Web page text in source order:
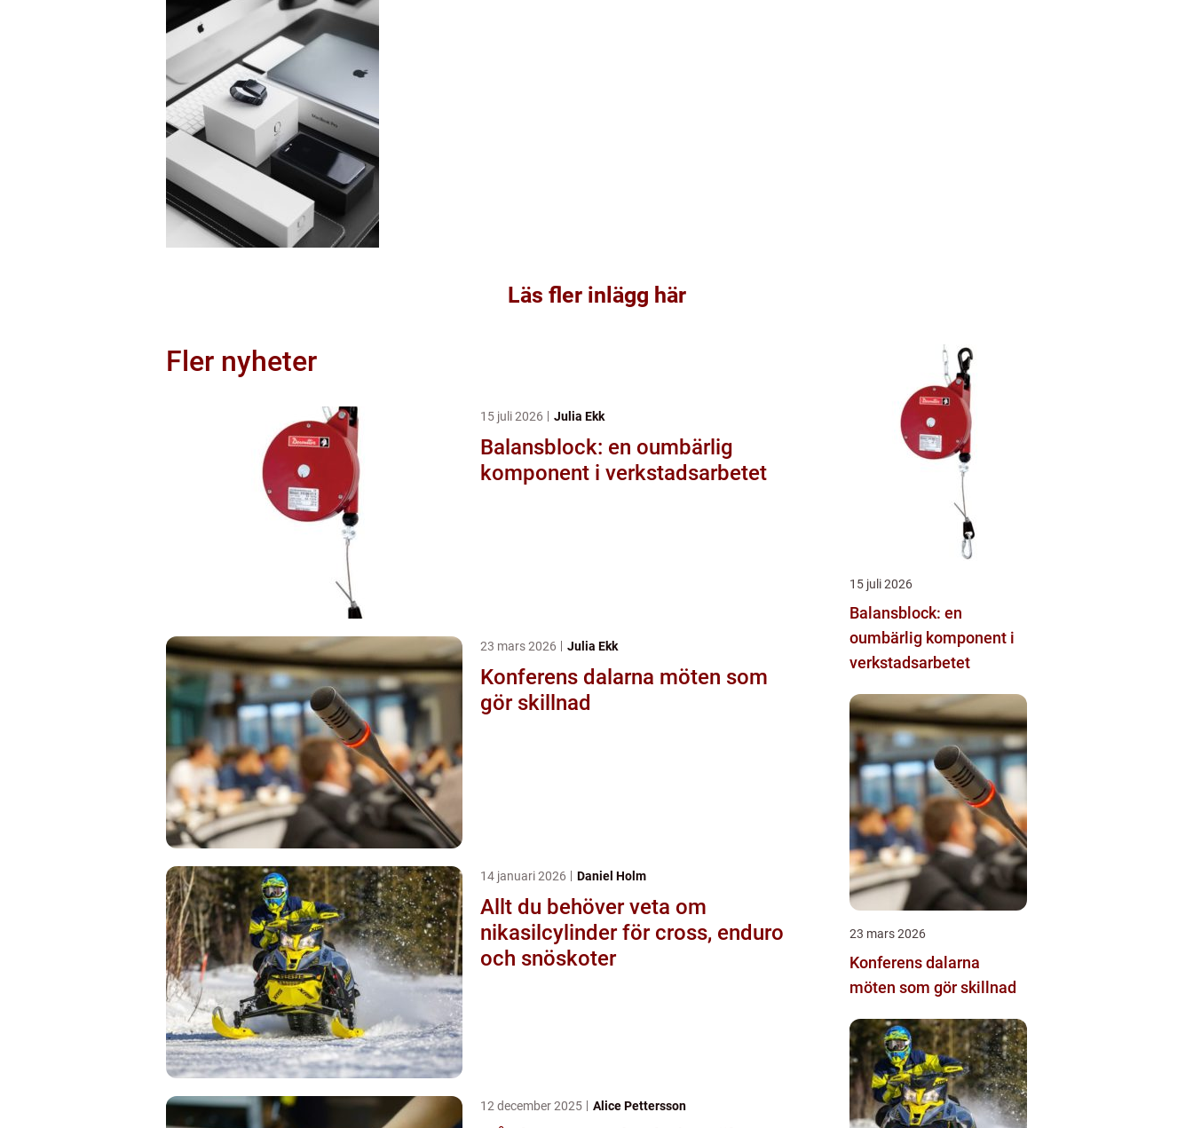
Läs fler inlägg här
Fler nyheter
15 juli 2026 Julia Ekk
Balansblock: en oumbärlig
komponent i verkstadsarbetet
23 mars 2026 Julia Ekk
Konferens dalarna möten som
gör skillnad
14 januari 2026 Daniel Holm
Allt du behöver veta om
nikasilcylinder för cross, enduro
och snöskoter
12 december 2025 Alice Pettersson
15 juli 2026
Balansblock: en
oumbärlig komponent i
verkstadsarbetet
23 mars 2026
Konferens dalarna
möten som gör skillnad